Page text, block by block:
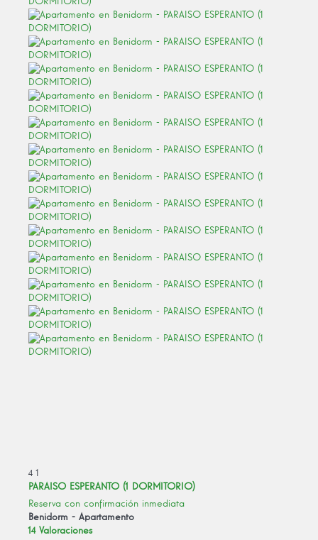
4 1
PARAISO ESPERANTO (1 DORMITORIO)
Reserva con confirmación inmediata
Benidorm - Apartamento
14 Valoraciones